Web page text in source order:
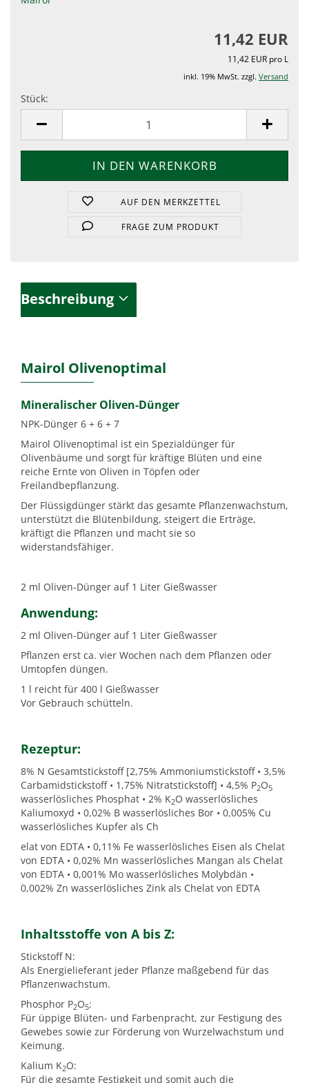
11,42 EUR
11,42 EUR pro L
inkl. 19% MwSt. zzgl. Versand
Stück:
AUF DEN MERKZETTEL
FRAGE ZUM PRODUKT
Beschreibung
Mairol Olivenoptimal
Mineralischer Oliven-Dünger
NPK-Dünger 6 + 6 + 7
Mairol Olivenoptimal ist ein Spezialdünger für
Olivenbäume und sorgt für kräftige Blüten und eine
reiche Ernte von Oliven in Töpfen oder
Freilandbepflanzung.
Der Flüssigdünger stärkt das gesamte Pflanzenwachstum,
unterstützt die Blütenbildung, steigert die Erträge,
kräftigt die Pflanzen und macht sie so
widerstandsfähiger.
2 ml Oliven-Dünger auf 1 Liter Gießwasser
Anwendung:
2 ml Oliven-Dünger auf 1 Liter Gießwasser
Pflanzen erst ca. vier Wochen nach dem Pflanzen oder
Umtopfen düngen.
1 l reicht für 400 l Gießwasser
Vor Gebrauch schütteln.
Rezeptur:
8% N Gesamtstickstoff [2,75% Ammoniumstickstoff • 3,5%
Carbamidstickstoff • 1,75% Nitratstickstoff] • 4,5% P2O5
wasserlösliches Phosphat • 2% K2O wasserlösliches
Kaliumoxyd • 0,02% B wasserlösliches Bor • 0,005% Cu
wasserlösliches Kupfer als Ch
elat von EDTA • 0,11% Fe wasserlösliches Eisen als Chelat
von EDTA • 0,02% Mn wasserlösliches Mangan als Chelat
von EDTA • 0,001% Mo wasserlösliches Molybdän •
0,002% Zn wasserlösliches Zink als Chelat von EDTA
Inhaltsstoffe von A bis Z:
Stickstoff N:
Als Energielieferant jeder Pflanze maßgebend für das
Pflanzenwachstum.
Phosphor P2O5:
Für üppige Blüten- und Farbenpracht, zur Festigung des
Gewebes sowie zur Förderung von Wurzelwachstum und
Keimung.
Kalium K2O:
Für die gesamte Festigkeit und somit auch die